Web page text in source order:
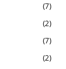
7
2
7
2